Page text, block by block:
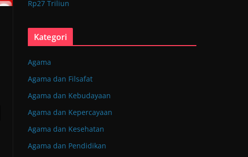
Rp27 Triliun
Kategori
Agama
Agama dan Filsafat
Agama dan Kebudayaan
Agama dan Kepercayaan
Agama dan Kesehatan
Agama dan Pendidikan